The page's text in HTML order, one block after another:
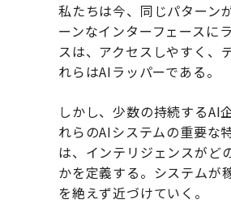
私たちは今、同じパターン
ーンなインターフェースに
スは、アクセスしやすく、
れらはAIラッパーである。
しかし、少数の持続するAI
れらのAIシステムの重要な
は、インテリジェンスがど
かを定義する。システムが
を絶えず近づけていく。